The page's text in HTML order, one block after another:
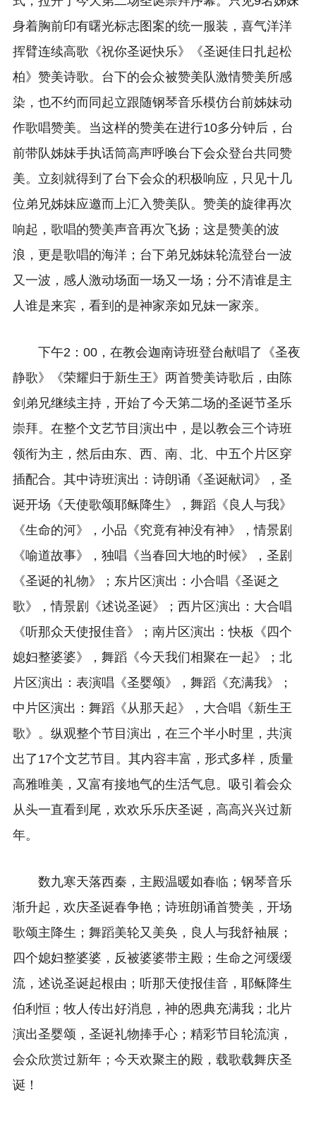
身着胸前印有曙光标志图案的统一服装，喜气洋洋
挥臂连续高歌《祝你圣诞快乐》《圣诞佳日扎起松
柏》赞美诗歌。台下的会众被赞美队激情赞美所感
染，也不约而同起立跟随钢琴音乐模仿台前姊妹动
作歌唱赞美。当这样的赞美在进行10多分钟后，台
前带队姊妹手执话筒高声呼唤台下会众登台共同赞
美。立刻就得到了台下会众的积极响应，只见十几
位弟兄姊妹应邀而上汇入赞美队。赞美的旋律再次
响起，歌唱的赞美声音再次飞扬；这是赞美的波
浪，更是歌唱的海洋；台下弟兄姊妹轮流登台一波
又一波，感人激动场面一场又一场；分不清谁是主
人谁是来宾，看到的是神家亲如兄妹一家亲。
下午2：00，在教会迦南诗班登台献唱了《圣夜
静歌》《荣耀归于新生王》两首赞美诗歌后，由陈
剑弟兄继续主持，开始了今天第二场的圣诞节圣乐
崇拜。在整个文艺节目演出中，是以教会三个诗班
领衔为主，然后由东、西、南、北、中五个片区穿
插配合。其中诗班演出：诗朗诵《圣诞献词》，圣
诞开场《天使歌颂耶稣降生》，舞蹈《良人与我》
《生命的河》，小品《究竟有神没有神》，情景剧
《喻道故事》，独唱《当春回大地的时候》，圣剧
《圣诞的礼物》；东片区演出：小合唱《圣诞之
歌》，情景剧《述说圣诞》；西片区演出：大合唱
《听那众天使报佳音》；南片区演出：快板《四个
媳妇整婆婆》，舞蹈《今天我们相聚在一起》；北
片区演出：表演唱《圣婴颂》，舞蹈《充满我》；
中片区演出：舞蹈《从那天起》，大合唱《新生王
歌》。纵观整个节目演出，在三个半小时里，共演
出了17个文艺节目。其内容丰富，形式多样，质量
高雅唯美，又富有接地气的生活气息。吸引着会众
从头一直看到尾，欢欢乐乐庆圣诞，高高兴兴过新
年。
数九寒天落西秦，主殿温暖如春临；钢琴音乐
渐升起，欢庆圣诞春争艳；诗班朗诵首赞美，开场
歌颂主降生；舞蹈美轮又美奂，良人与我舒袖展；
四个媳妇整婆婆，反被婆婆带主殿；生命之河缓缓
流，述说圣诞起根由；听那天使报佳音，耶稣降生
伯利恒；牧人传出好消息，神的恩典充满我；北片
演出圣婴颂，圣诞礼物捧手心；精彩节目轮流演，
会众欣赏过新年；今天欢聚主的殿，载歌载舞庆圣
诞！